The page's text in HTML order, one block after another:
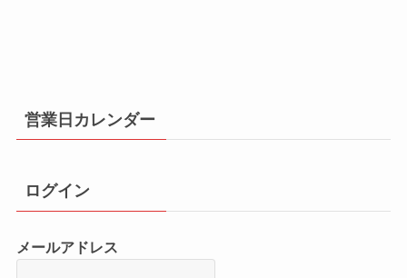
営業日カレンダー
ログイン
メールアドレス